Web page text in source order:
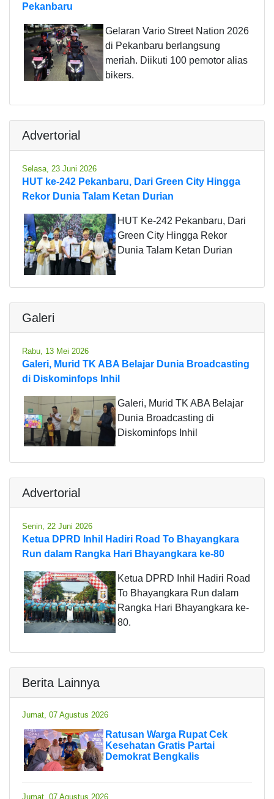
Pekanbaru
Gelaran Vario Street Nation 2026
di Pekanbaru berlangsung
meriah. Diikuti 100 pemotor alias
bikers.
Advertorial
Selasa, 23 Juni 2026
HUT ke-242 Pekanbaru, Dari Green City Hingga
Rekor Dunia Talam Ketan Durian
HUT Ke-242 Pekanbaru, Dari
Green City Hingga Rekor
Dunia Talam Ketan Durian
Galeri
Rabu, 13 Mei 2026
Galeri, Murid TK ABA Belajar Dunia Broadcasting
di Diskominfops Inhil
Galeri, Murid TK ABA Belajar
Dunia Broadcasting di
Diskominfops Inhil
Advertorial
Senin, 22 Juni 2026
Ketua DPRD Inhil Hadiri Road To Bhayangkara
Run dalam Rangka Hari Bhayangkara ke-80
Ketua DPRD Inhil Hadiri Road
To Bhayangkara Run dalam
Rangka Hari Bhayangkara ke-
80.
Berita Lainnya
Jumat, 07 Agustus 2026
Ratusan Warga Rupat Cek
Kesehatan Gratis Partai
Demokrat Bengkalis
Jumat, 07 Agustus 2026